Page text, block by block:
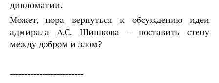
дипломатии.
Может, пора вернуться к обсуждению идеи
адмирала А.С. Шишкова – поставить стену
между добром и злом?
-------------------------